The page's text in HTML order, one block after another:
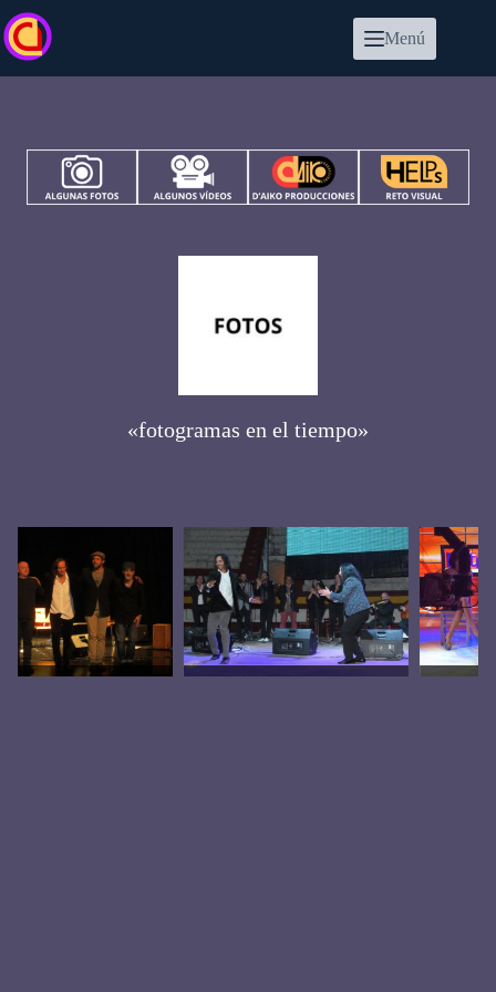
Saltar
al
contenido
Menú
«fotogramas en el tiempo»